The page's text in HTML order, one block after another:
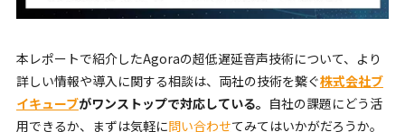
本レポートで紹介したAgoraの超低遅延音声技術について、より
詳しい情報や導入に関する相談は、両社の技術を繋ぐ株式会社ブ
イキューブがワンストップで対応している。 自社の課題にどう活
用できるか、まずは気軽に問い合わせてみてはいかがだろうか。